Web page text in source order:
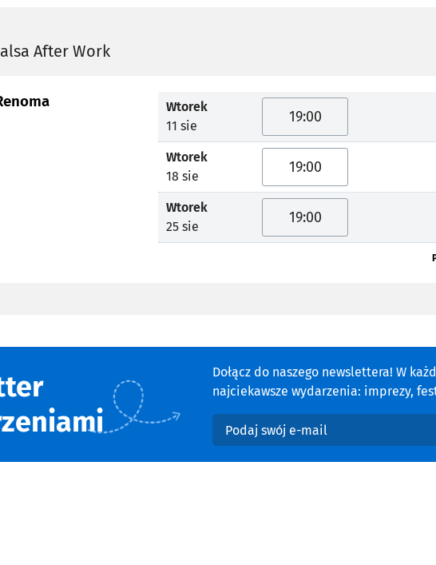
After Work
Wtorek
11 sie
19:00
Wtorek
18 sie
19:00
Wtorek
25 sie
19:00
Dołącz do naszego newslettera! W
najciekawsze wydarzenia: imprezy,
Podaj swój e-mail